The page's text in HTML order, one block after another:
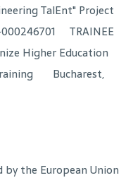
TalEnt" Project
TRAINEE
Higher Education
Bucharest,
by the European Union